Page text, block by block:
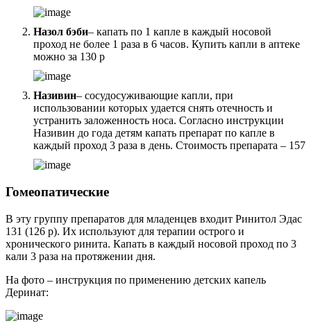
Назол бэби– капать по 1 капле в каждый носовой
проход не более 1 раза в 6 часов. Купить капли в аптеке
можно за 130 р
Називин– сосудосуживающие капли, при
использовании которых удается снять отечность и
устранить заложенность носа. Согласно инструкции
Називин до года детям капать препарат по капле в
каждый проход 3 раза в день. Стоимость препарата – 157
Гомеопатические
В эту группу препаратов для младенцев входит Ринитол Эдас
131 (126 р). Их используют для терапии острого и
хронического ринита. Капать в каждый носовой проход по 3
кали 3 раза на протяжении дня.
На фото – инструкция по применению детских капель
Деринат: